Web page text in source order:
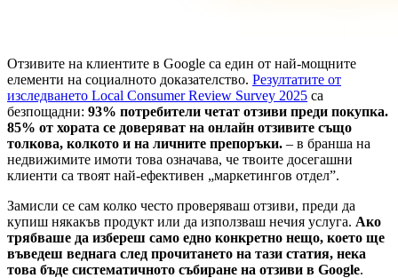
Отзивите на клиентите в Google са един от най-мощните
елементи на социалното доказателство. Резултатите от
изследването Local Consumer Review Survey 2025 са
безпощадни: 93% потребители четат отзиви преди покупка.
85% от хората се доверяват на онлайн отзивите също
толкова, колкото и на личните препоръки. – в бранша на
недвижимите имоти това означава, че твоите досегашни
клиенти са твоят най-ефективен „маркетингов отдел”.
Замисли се сам колко често проверяваш отзиви, преди да
купиш някакъв продукт или да използваш нечия услуга. Ако
трябваше да избереш само едно конкретно нещо, което ще
въведеш веднага след прочитането на тази статия, нека
това бъде систематичното събиране на отзиви в Google.